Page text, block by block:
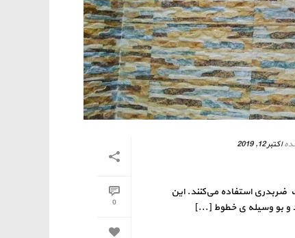
0
اکتبر 12, 2019
ضربدری استفاده می‌کنند. این
و بو وسیله ی خطوط [...]